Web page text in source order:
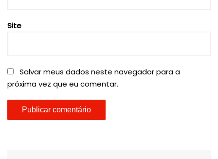
Site
Salvar meus dados neste navegador para a
próxima vez que eu comentar.